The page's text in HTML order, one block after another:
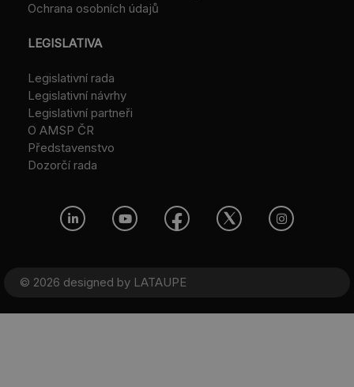
Ochrana osobních údajů
LEGISLATIVA
Legislativní rada
Legislativní návrhy
Legislativní partneři
O AMSP ČR
Představenstvo
Dozorčí rada
© 2026 designed by LATAUPE